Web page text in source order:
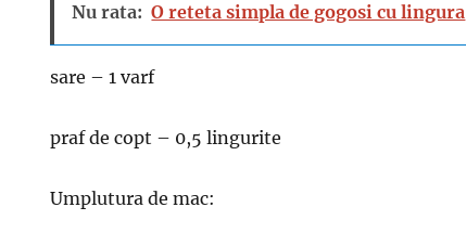
Nu rata: O reteta simpla de gogosi cu lingura
sare – 1 varf
praf de copt – 0,5 lingurite
Umplutura de mac: